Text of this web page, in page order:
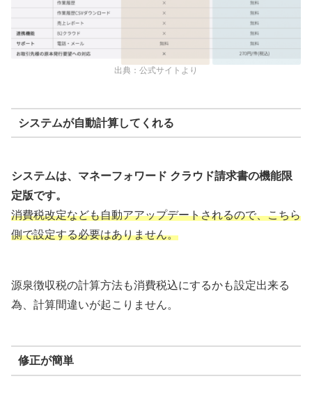
出典：公式サイトより
システムが自動計算してくれる
システムは、マネーフォワード クラウド請求書の機能限
定版です。
消費税改定なども自動アアップデートされるので、こちら
側で設定する必要はありません。
源泉徴収税の計算方法も消費税込にするかも設定出来る
為、計算間違いが起こりません。
修正が簡単